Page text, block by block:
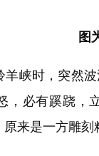
图
时，突然波
，必有蹊跷，
来是一方雕刻